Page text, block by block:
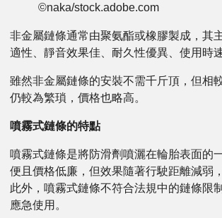
©naka/stock.adobe.com
非金屬鏈條通常由聚氨酯或橡膠製成，其
適性、靜音效果佳、耐久性優異、使用時
雖然非金屬鏈條的安裝不需千斤頂，但相
仍較為繁瑣，價格也略高。
噴霧式鏈條的特點
噴霧式鏈條是將防滑劑噴灑在輪胎表面的
便且價格低廉，但效果隨著行駛距離減弱
此外，噴霧式鏈條不符合法規中的鏈條限
應急使用。